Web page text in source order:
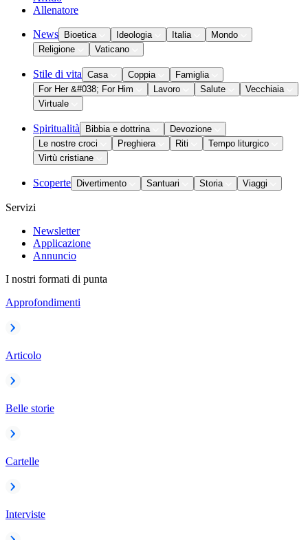
Allenatore
News Bioetica Ideologia Italia
Mondo
Religione
Vaticano
Stile di vita Casa Coppia
Famiglia
For Her &#038; For Him
Lavoro Salute
Vecchiaia
Virtuale
Spiritualità Bibbia e dottrina
Devozione
Le nostre croci
Preghiera Riti
Tempo liturgico
Virtù cristiane
Scoperte Divertimento Santuari Storia Viaggi
Servizi
Newsletter
Applicazione
Annuncio
I nostri formati di punta
Approfondimenti
Articolo
Belle storie
Cartelle
Interviste